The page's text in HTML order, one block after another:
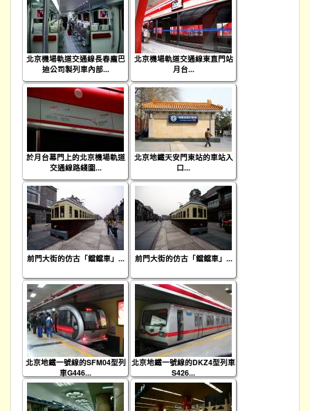
北京機場軌道交通線長春龐巴
迪公司製列車內部...
北京機場軌道交通線東直門站
月台...
於月台幕門上的北京機場軌道
交通線路綫圖...
北京地鐵天安門東站的車站入
口...
前門大街的仿古「鐺鐺車」... 前門大街的仿古「鐺鐺車」...
北京地鐵一號線的SFM04型列
車G446...
北京地鐵一號線的DKZ4型列車
S426...